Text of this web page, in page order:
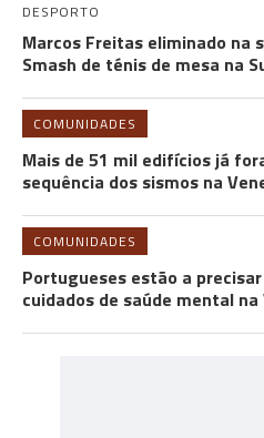
DESPORTO
Marcos Freitas eliminado na
Smash de ténis de mesa na
COMUNIDADES
Mais de 51 mil edifícios já
sequência dos sismos na
COMUNIDADES
Portugueses estão a
cuidados de saúde mental na